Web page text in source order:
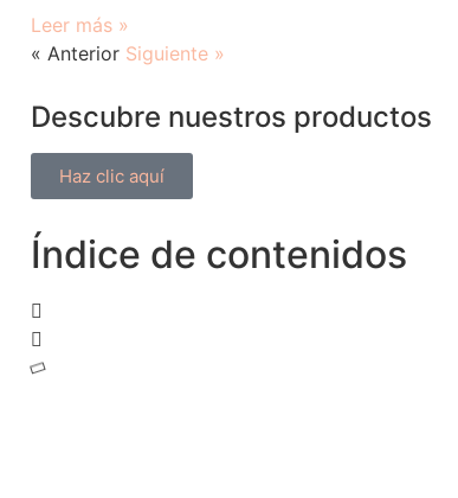
Leer más »
« Anterior Siguiente »
Descubre nuestros productos
Haz clic aquí
Índice de contenidos